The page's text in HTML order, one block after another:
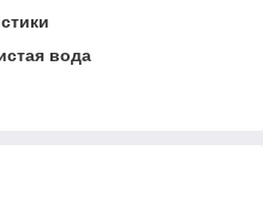
вода